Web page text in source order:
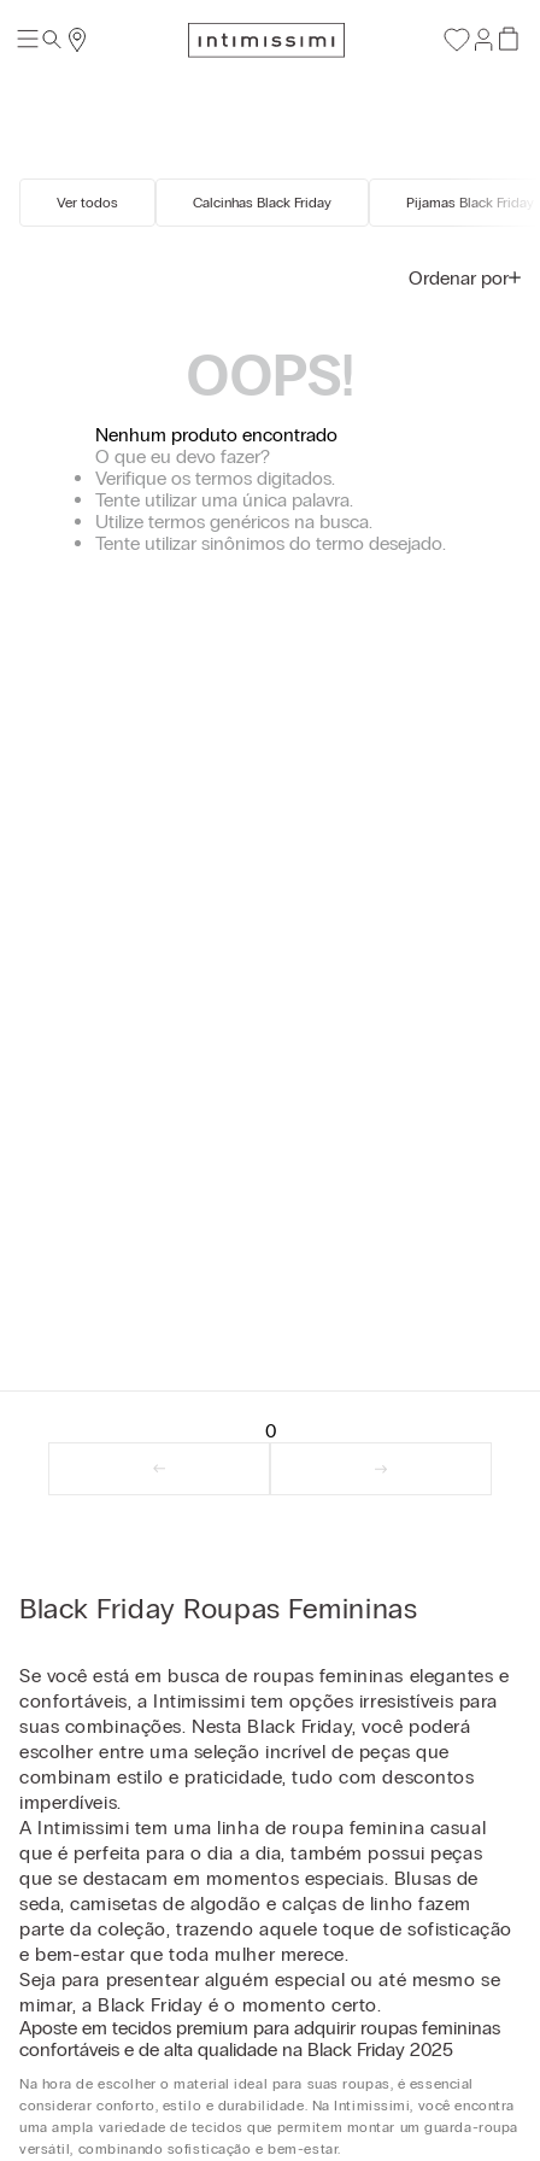
Ver todos Calcinhas Black Friday Pijamas Black Friday
Ordenar por
OOPS!
Nenhum produto encontrado
O que eu devo fazer?
Verifique os termos digitados.
Tente utilizar uma única palavra.
Utilize termos genéricos na busca.
Tente utilizar sinônimos do termo desejado.
0
Black Friday Roupas Femininas
Se você está em busca de roupas femininas elegantes e
confortáveis, a Intimissimi tem opções irresistíveis para
suas combinações. Nesta Black Friday, você poderá
escolher entre uma seleção incrível de peças que
combinam estilo e praticidade, tudo com descontos
imperdíveis.
A Intimissimi tem uma linha de roupa feminina casual
que é perfeita para o dia a dia, também possui peças
que se destacam em momentos especiais. Blusas de
seda, camisetas de algodão e calças de linho fazem
parte da coleção, trazendo aquele toque de sofisticação
e bem-estar que toda mulher merece.
Seja para presentear alguém especial ou até mesmo se
mimar, a Black Friday é o momento certo.
Aposte em tecidos premium para adquirir roupas femininas
confortáveis e de alta qualidade na Black Friday 2025
Na hora de escolher o material ideal para suas roupas, é essencial
considerar conforto, estilo e durabilidade. Na Intimissimi, você encontra
uma ampla variedade de tecidos que permitem montar um guarda-roupa
versátil, combinando sofisticação e bem-estar.